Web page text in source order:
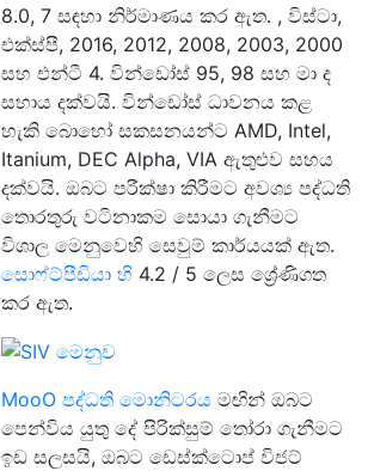
8.0, 7 සඳහා නිර්මාණය කර ඇත. , විස්ටා,
එක්ස්පී, 2016, 2012, 2008, 2003, 2000
සහ එන්ටී 4. වින්ඩෝස් 95, 98 සහ මා ද
සහාය දක්වයි. වින්ඩෝස් ධාවනය කළ
හැකි බොහෝ සකසනයන්ට AMD, Intel,
Itanium, DEC Alpha, VIA ඇතුළුව සහය
දක්වයි. ඔබට පරීක්ෂා කිරීමට අවශ්‍ය පද්ධති
තොරතුරු වටිනාකම සොයා ගැනීමට
විශාල මෙනුවෙහි සෙවුම් කාර්යයක් ඇත.
සොෆ්ට්පීඩියා හි 4.2 / 5 ලෙස ශ්‍රේණිගත
කර ඇත.
MooO පද්ධති මොනිටරය මඟින් ඔබට
පෙන්විය යුතු දේ පිරික්සුම් තෝරා ගැනීමට
ඉඩ සලසයි, ඔබට ඩෙස්ක්ටොප් විජට්